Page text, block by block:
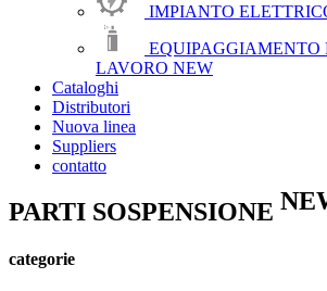
IMPIANTO
EQUIPAGGIAMENTO
LAVORO NEW
Cataloghi
Distributori
Nuova linea
Suppliers
contatto
PARTI SOSPENSIONE
categorie